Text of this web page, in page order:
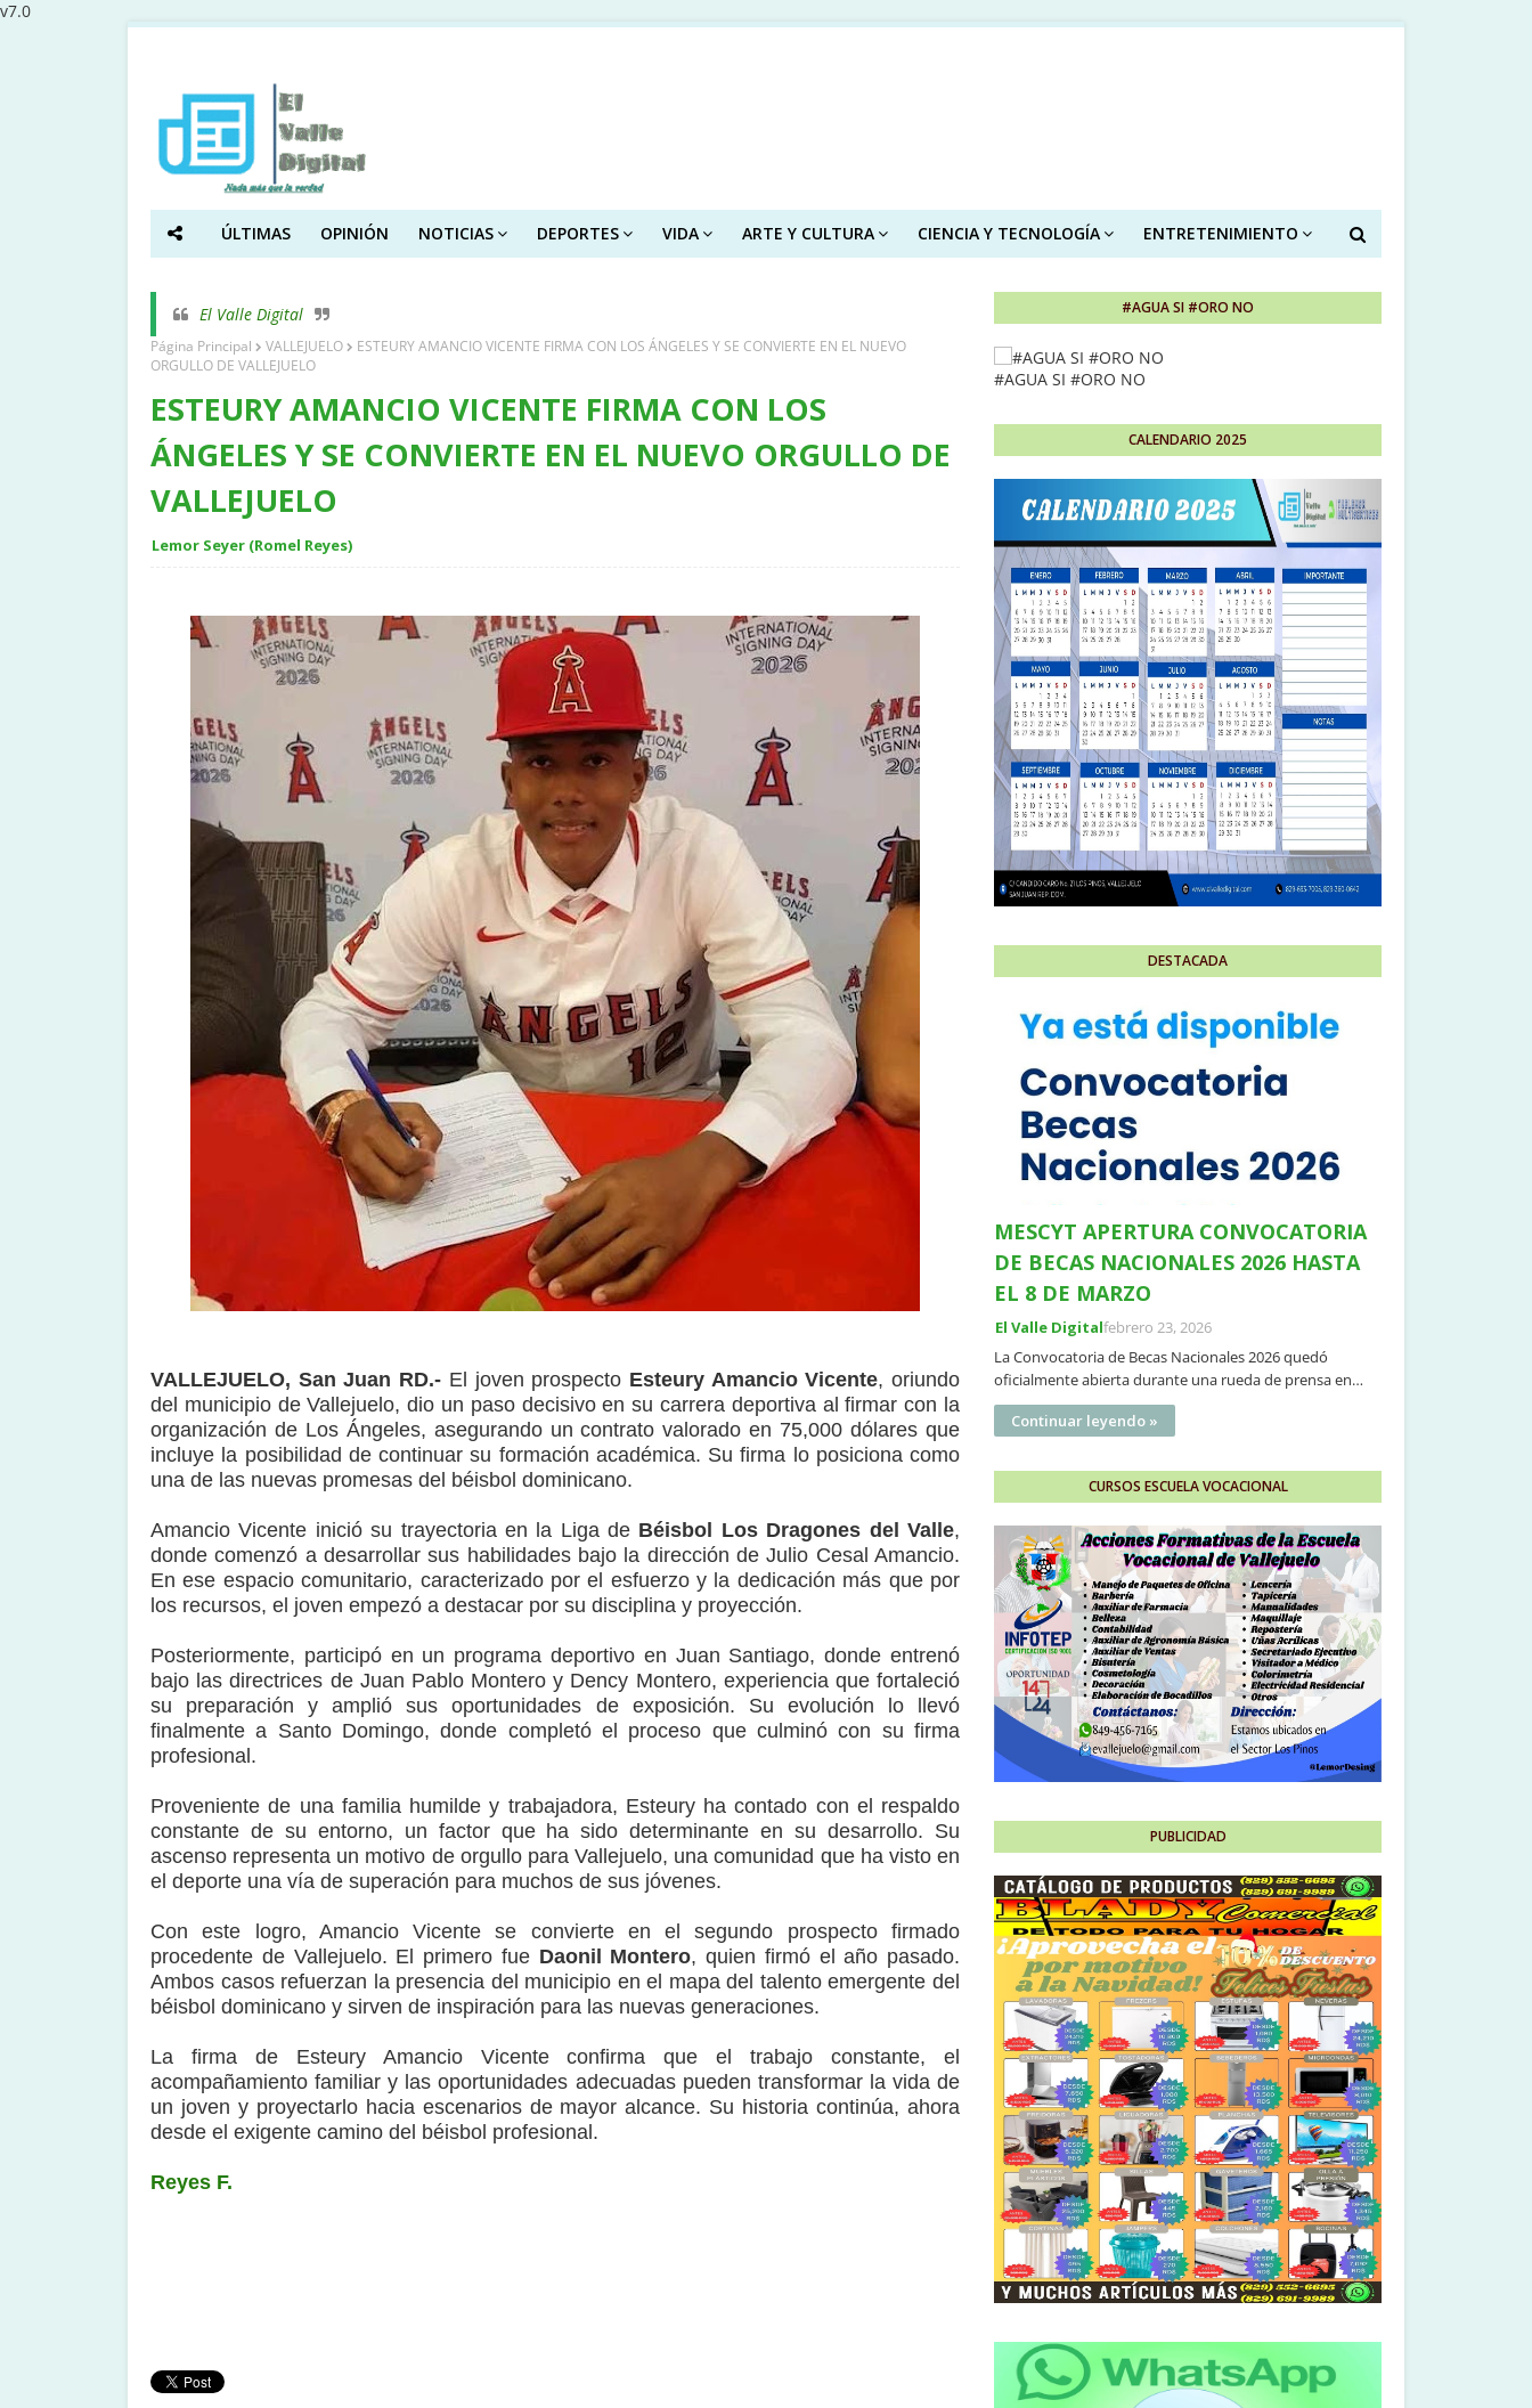
v7.0
ÚLTIMAS OPINIÓN NOTICIAS DEPORTES VIDA ARTE Y CULTURA CIENCIA Y TECNOLOGÍA ENTRETENIMIENTO
El Valle Digital
Página Principal VALLEJUELO
ESTEURY AMANCIO VICENTE FIRMA CON LOS ÁNGELES Y SE CONVIERTE EN EL NUEVO
ORGULLO DE VALLEJUELO
ESTEURY AMANCIO VICENTE FIRMA CON LOS
ÁNGELES Y SE CONVIERTE EN EL NUEVO ORGULLO DE
VALLEJUELO
Lemor Seyer (Romel Reyes)
VALLEJUELO, San Juan RD.- El joven prospecto Esteury Amancio Vicente, oriundo
del municipio de Vallejuelo, dio un paso decisivo en su carrera deportiva al firmar con la
organización de Los Ángeles, asegurando un contrato valorado en 75,000 dólares que
incluye la posibilidad de continuar su formación académica. Su firma lo posiciona como
una de las nuevas promesas del béisbol dominicano.
Amancio Vicente inició su trayectoria en la Liga de Béisbol Los Dragones del Valle,
donde comenzó a desarrollar sus habilidades bajo la dirección de Julio Cesal Amancio.
En ese espacio comunitario, caracterizado por el esfuerzo y la dedicación más que por
los recursos, el joven empezó a destacar por su disciplina y proyección.
Posteriormente, participó en un programa deportivo en Juan Santiago, donde entrenó
bajo las directrices de Juan Pablo Montero y Dency Montero, experiencia que fortaleció
su preparación y amplió sus oportunidades de exposición. Su evolución lo llevó
finalmente a Santo Domingo, donde completó el proceso que culminó con su firma
profesional.
Proveniente de una familia humilde y trabajadora, Esteury ha contado con el respaldo
constante de su entorno, un factor que ha sido determinante en su desarrollo. Su
ascenso representa un motivo de orgullo para Vallejuelo, una comunidad que ha visto en
el deporte una vía de superación para muchos de sus jóvenes.
Con este logro, Amancio Vicente se convierte en el segundo prospecto firmado
procedente de Vallejuelo. El primero fue Daonil Montero, quien firmó el año pasado.
Ambos casos refuerzan la presencia del municipio en el mapa del talento emergente del
béisbol dominicano y sirven de inspiración para las nuevas generaciones.
La firma de Esteury Amancio Vicente confirma que el trabajo constante, el
acompañamiento familiar y las oportunidades adecuadas pueden transformar la vida de
un joven y proyectarlo hacia escenarios de mayor alcance. Su historia continúa, ahora
desde el exigente camino del béisbol profesional.
Reyes F.
#AGUA SI #ORO NO
#AGUA SI #ORO NO
CALENDARIO 2025
DESTACADA
MESCYT APERTURA CONVOCATORIA
DE BECAS NACIONALES 2026 HASTA
EL 8 DE MARZO
El Valle Digitalfebrero 23, 2026
La Convocatoria de Becas Nacionales 2026 quedó
oficialmente abierta durante una rueda de prensa en…
Continuar leyendo »
CURSOS ESCUELA VOCACIONAL
PUBLICIDAD